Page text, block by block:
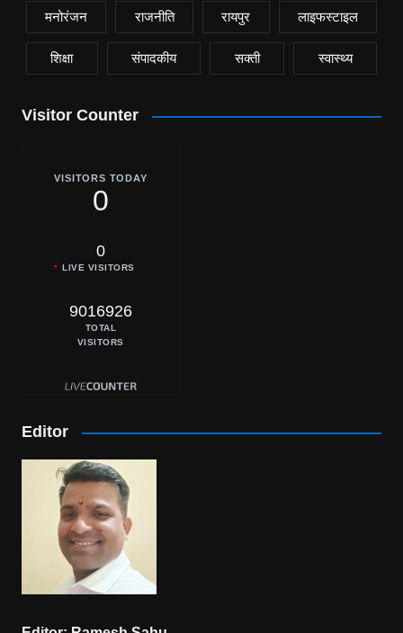
मनोरंजन राजनीति रायपुर लाइफस्टाइल
शिक्षा संपादकीय सक्ती स्वास्थ्य
Visitor Counter
VISITORS TODAY
0
0
LIVE VISITORS
9016926
TOTAL
VISITORS
Editor